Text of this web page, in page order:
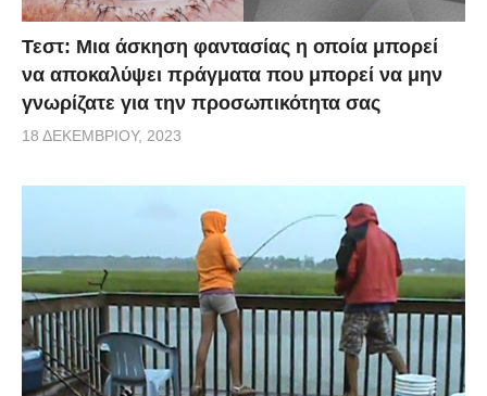
Τεστ: Μια άσκηση φαντασίας η οποία μπορεί
να αποκαλύψει πράγματα που μπορεί να μην
γνωρίζατε για την προσωπικότητα σας
18 ΔΕΚΕΜΒΡΊΟΥ, 2023